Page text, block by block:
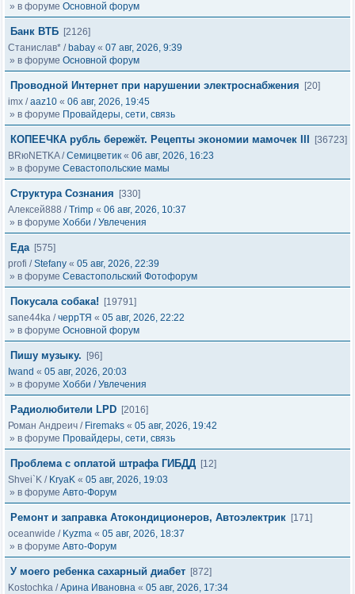
» в форуме Основной форум
Банк ВТБ [2126]
Станислав* / babay « 07 авг, 2026, 9:39
» в форуме Основной форум
Проводной Интернет при нарушении электроснабжения
[20]
imx /aaz10 « 06 авг, 2026, 19:45
» в форуме Провайдеры, сети, связь
КОПЕЕЧКА рубль бережёт. Рецепты экономии мамочек III
[36723]
BRюNETKA/Семицветик « 06 авг, 2026, 16:23
» в форуме Севастопольские мамы
Структура Сознания
[330]
Алексей888 /Trimp « 06 авг, 2026, 10:37
» в форуме Хобби / Увлечения
Еда [575]
profi /Stefany « 05 авг, 2026, 22:39
» в форуме Севастопольский Фотофорум
Покусала собака!
[19791]
sane44ka /черрТЯ « 05 авг, 2026, 22:22
» в форуме Основной форум
Пишу музыку.
[96]
Iwand « 05 авг, 2026, 20:03
» в форуме Хобби / Увлечения
Радиолюбители LPD [2016]
Роман Андреич / Firemaks « 05 авг, 2026, 19:42
» в форуме Провайдеры, сети, связь
Проблема с оплатой штрафа ГИБДД [12]
Shvei`K / KryaK « 05 авг, 2026, 19:03
» в форуме Авто-Форум
Ремонт и заправка Атокондиционеров, Автоэлектрик [171]
oceanwide / Kyzma « 05 авг, 2026, 18:37
» в форуме Авто-Форум
У моего ребенка сахарный диабет [872]
Kostochka /Арина Ивановна « 05 авг, 2026, 17:34